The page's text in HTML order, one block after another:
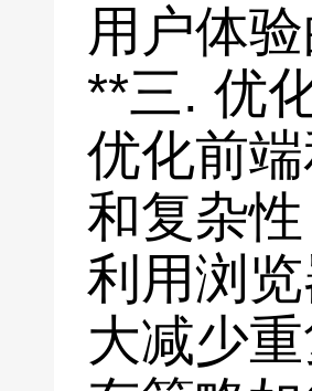
用户体
**三. 优
优化前
和复杂
利用浏
大减少